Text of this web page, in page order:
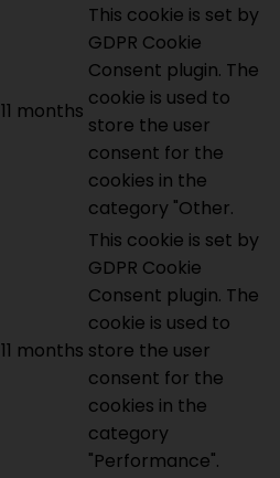
11 months
This cookie is set by
GDPR Cookie
Consent plugin. The
cookie is used to
store the user
consent for the
cookies in the
category "Other.
11 months
This cookie is set by
GDPR Cookie
Consent plugin. The
cookie is used to
store the user
consent for the
cookies in the
category
"Performance".